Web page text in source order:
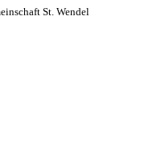
St. Wendel